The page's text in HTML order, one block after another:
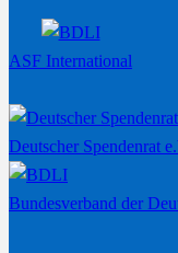
ASF International
Deutscher Spendenrat
Bundesverband der